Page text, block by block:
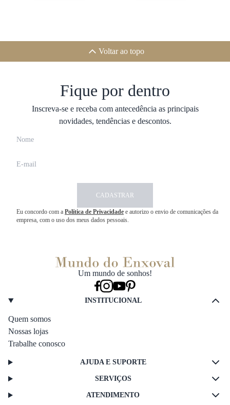
Voltar ao topo
Fique por dentro
Inscreva-se e receba com antecedência as principais
novidades, tendências e descontos.
CADASTRAR
Eu concordo com a Política de Privacidade e autorizo o envio de comunicações da
empresa, com o uso dos meus dados pessoais.
Um mundo de sonhos!
INSTITUCIONAL
Quem somos
Nossas lojas
Trabalhe conosco
AJUDA E SUPORTE
SERVIÇOS
ATENDIMENTO